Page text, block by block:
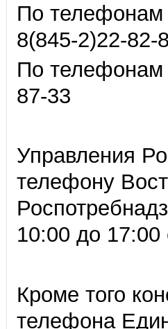
По телефонам
8(845-2)22-82-
По телефонам
87-33
Управления
телефону
10:00 до
Кроме того
телефона